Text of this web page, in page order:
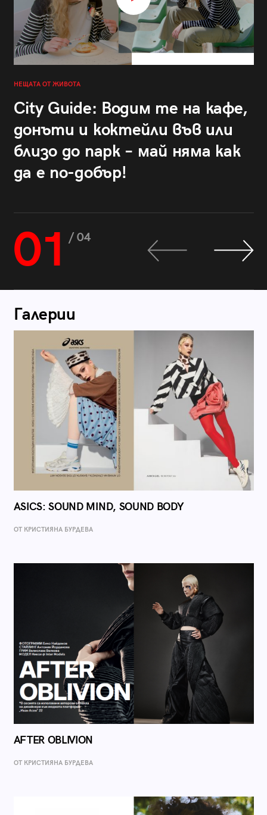
НЕЩАТА ОТ ЖИВОТА
City Guide: Водим те на кафе,
донъти и коктейли във или
близо до парк – май няма как
да е по-добър!
01 / 04
Галерии
ASICS: SOUND MIND, SOUND BODY
ОТ КРИСТИЯНА БУРДЕВА
AFTER OBLIVION
ОТ КРИСТИЯНА БУРДЕВА